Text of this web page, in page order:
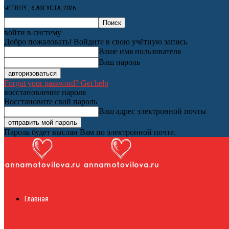
ЧЕТВЕРГ, 6 АВГУСТА, 2026
войти в систему
Добро пожаловать! Войдите в свою учётную запись
Ваше имя пользователя
Ваш пароль
Forgot your password? Get help
восстановление пароля
Восстановите свой пароль
Ваш адрес электронной почты
Пароль будет выслан Вам по электронной почте.
Главная